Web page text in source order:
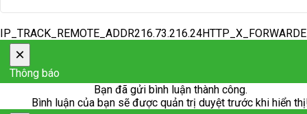
×
Thông báo
Bạn đã gửi bình luận thành công.
Bình luận của bạn sẽ được quản trị duyệt trước khi hiển